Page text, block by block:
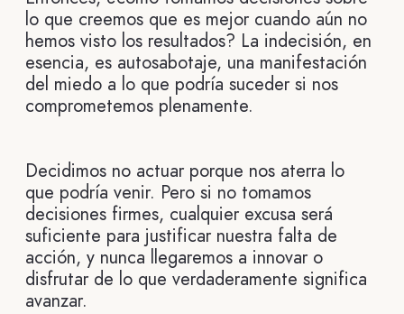
lo que creemos que es mejor cuando aún no
hemos visto los resultados? La indecisión, en
esencia, es autosabotaje, una manifestación
del miedo a lo que podría suceder si nos
comprometemos plenamente.
Decidimos no actuar porque nos aterra lo
que podría venir. Pero si no tomamos
decisiones firmes, cualquier excusa será
suficiente para justificar nuestra falta de
acción, y nunca llegaremos a innovar o
disfrutar de lo que verdaderamente significa
avanzar.